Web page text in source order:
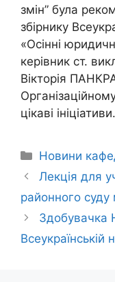
змін” була
збірнику
«Осінні
керівник ст.
Вікторія
цікаві ініціативи.
Новини
Лекція для
районного
Здобувачка
Всеукраїнській